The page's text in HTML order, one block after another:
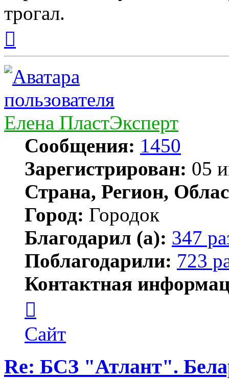
трогал.
началу
Елена ПластЭксперт
Сообщения: 1450
Зарегистрирован: 05
Страна, Регион,
Город: Городок
Благодарил (а): 347
Поблагодарили: 723
Контактная
пользователя
Елена
ПластЭксперт
Сайт
Re: БСЗ "Атлант".